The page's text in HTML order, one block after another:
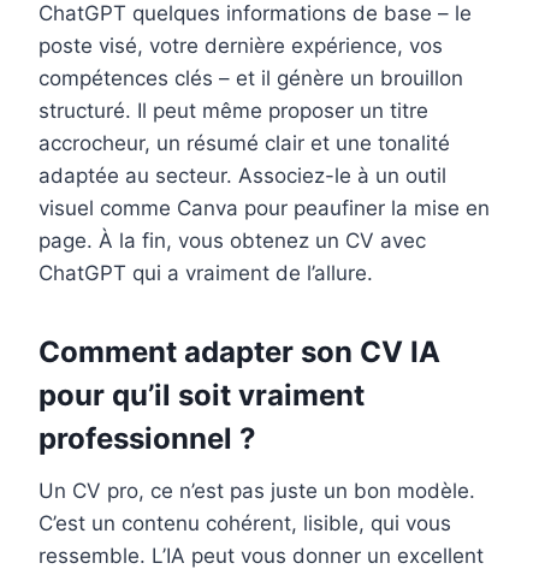
ChatGPT quelques informations de base – le
poste visé, votre dernière expérience, vos
compétences clés – et il génère un brouillon
structuré. Il peut même proposer un titre
accrocheur, un résumé clair et une tonalité
adaptée au secteur. Associez-le à un outil
visuel comme Canva pour peaufiner la mise en
page. À la fin, vous obtenez un CV avec
ChatGPT qui a vraiment de l’allure.
Comment adapter son CV IA
pour qu’il soit vraiment
professionnel ?
Un CV pro, ce n’est pas juste un bon modèle.
C’est un contenu cohérent, lisible, qui vous
ressemble. L’IA peut vous donner un excellent